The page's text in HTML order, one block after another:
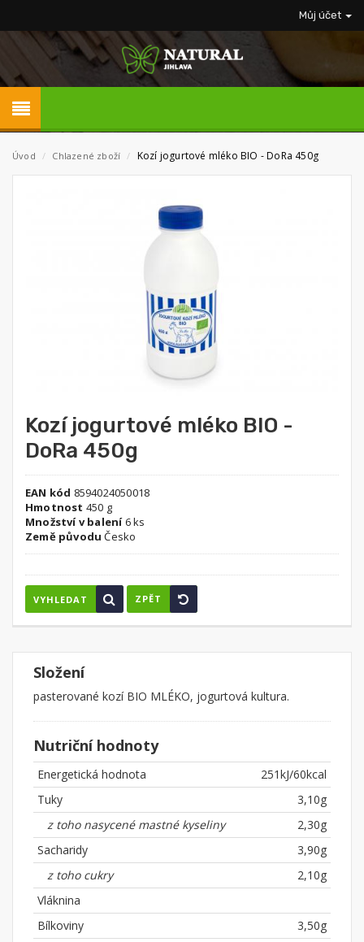
Můj účet
Úvod / Chlazené zboží / Kozí jogurtové mléko BIO - DoRa 450g
Kozí jogurtové mléko BIO -
DoRa 450g
EAN kód 8594024050018
Hmotnost 450 g
Množství v balení6 ks
Země původu Česko
VYHLEDAT ZPĚT
Složení
pasterované kozí BIO MLÉKO, jogurtová kultura.
Nutriční hodnoty
Energetická hodnota
251kJ/60kcal
Tuky
3,10g
z toho nasycené mastné kyseliny
2,30g
Sacharidy
3,90g
z toho cukry
2,10g
Vláknina
Bílkoviny
3,50g